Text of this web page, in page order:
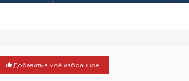
Добавить в моё избранное